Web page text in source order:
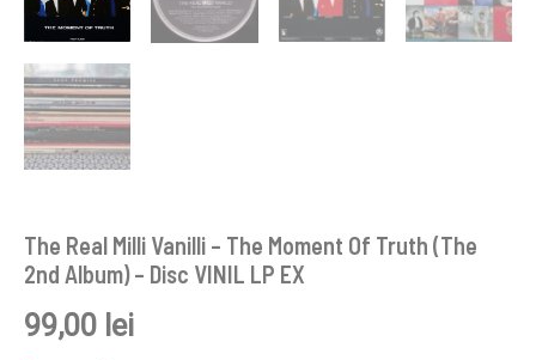
The Real Milli Vanilli – The Moment Of Truth (The
2nd Album) – Disc VINIL LP EX
99,00 lei